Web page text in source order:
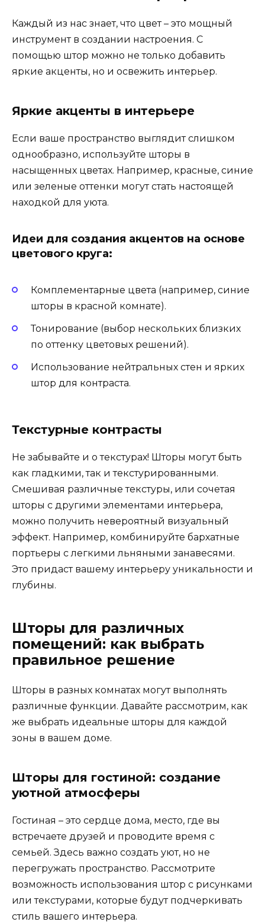
Каждый из нас знает, что цвет – это мощный
инструмент в создании настроения. С
помощью штор можно не только добавить
яркие акценты, но и освежить интерьер.
Яркие акценты в интерьере
Если ваше пространство выглядит слишком
однообразно, используйте шторы в
насыщенных цветах. Например, красные, синие
или зеленые оттенки могут стать настоящей
находкой для уюта.
Идеи для создания акцентов на основе
цветового круга:
Комплементарные цвета (например, синие
шторы в красной комнате).
Тонирование (выбор нескольких близких
по оттенку цветовых решений).
Использование нейтральных стен и ярких
штор для контраста.
Текстурные контрасты
Не забывайте и о текстурах! Шторы могут быть
как гладкими, так и текстурированными.
Смешивая различные текстуры, или сочетая
шторы с другими элементами интерьера,
можно получить невероятный визуальный
эффект. Например, комбинируйте бархатные
портьеры с легкими льняными занавесями.
Это придаст вашему интерьеру уникальности и
глубины.
Шторы для различных
помещений: как выбрать
правильное решение
Шторы в разных комнатах могут выполнять
различные функции. Давайте рассмотрим, как
же выбрать идеальные шторы для каждой
зоны в вашем доме.
Шторы для гостиной: создание
уютной атмосферы
Гостиная – это сердце дома, место, где вы
встречаете друзей и проводите время с
семьей. Здесь важно создать уют, но не
перегружать пространство. Рассмотрите
возможность использования штор с рисунками
или текстурами, которые будут подчеркивать
стиль вашего интерьера.